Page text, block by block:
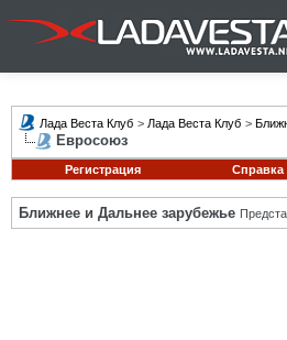
Лада Веста Клуб > Лада Веста Клуб >
Евросоюз
Регистрация Справка
Ближнее и Дальнее зарубежье